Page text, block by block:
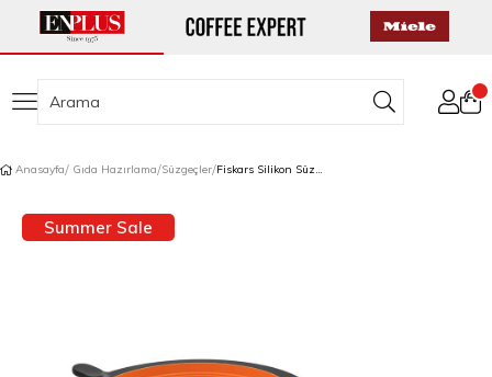
Anasayfa Gıda Hazırlama Süzgeçler Fiskars Silikon Süzgeç Buhar Sepeti
Summer Sale